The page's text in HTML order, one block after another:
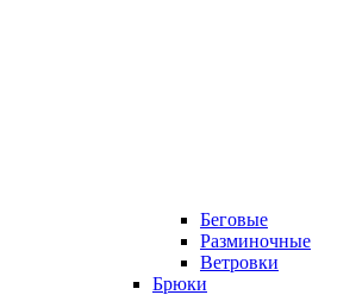
Беговые
Разминочные
Ветровки
Брюки